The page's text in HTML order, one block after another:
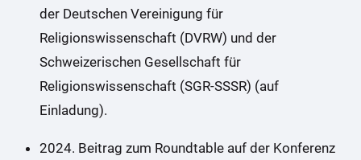
der Deutschen Vereinigung für
Religionswissenschaft (DVRW) und der
Schweizerischen Gesellschaft für
Religionswissenschaft (SGR-SSSR) (auf
Einladung).
2024. Beitrag zum Roundtable auf der Konferenz